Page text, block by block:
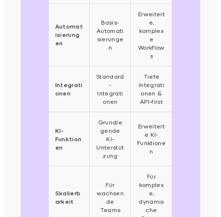
Automat
isierung
en
Basis-
Automati
sierunge
n
Erweitert
e,
komplex
e
Workflow
s
Integrati
onen
Standard
-
Integrati
onen
Tiefe
Integrati
onen &
API-first
KI-
Funktion
en
Grundle
gende
KI-
Unterstüt
zung
Erweitert
e KI-
Funktione
n
Skalierb
arkeit
Für
wachsen
de
Teams
Für
komplex
e,
dynamis
che